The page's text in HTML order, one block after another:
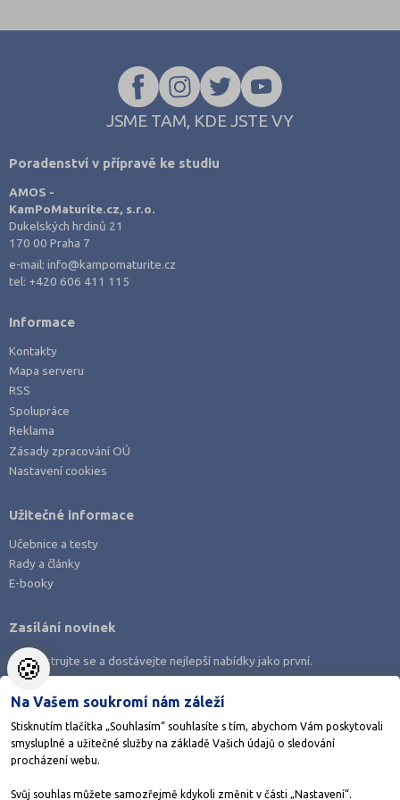
JSME TAM, KDE JSTE VY
Poradenství v přípravě ke studiu
AMOS -
KamPoMaturite.cz, s.r.o.
Dukelských hrdinů 21
170 00 Praha 7
e-mail:info@kampomaturite.cz
tel: +420 606 411 115
Informace
Kontakty
Mapa serveru
RSS
Spolupráce
Reklama
Zásady zpracování OÚ
Nastavení cookies
Stáhněte si aplikaci Adresář škol
Užitečné informace
Učebnice a testy
Rady a články
E-booky
Zasílání novinek
Zaregistrujte se a dostávejte nejlepší nabídky jako první.
🍪
Na Vašem soukromí nám záleží
Stisknutím tlačítka „Souhlasím“ souhlasíte s tím, abychom Vám poskytovali
smysluplné a užitečné služby na základě Vašich údajů o sledování
procházení webu.
Svůj souhlas můžete samozřejmě kdykoli změnit v části „Nastavení“.